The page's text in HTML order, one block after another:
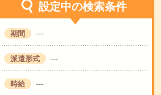
設定中の検索条件
期間 ---
派遣形式 ---
時給 ---